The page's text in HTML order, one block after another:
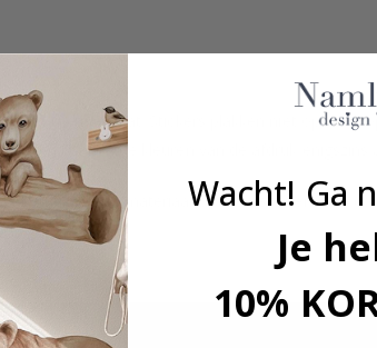
of meubelplaat. Stickers plakken niet op ruwe
kunnen de kleuren van de afdruk enigszins
kleur, vorm, materiaal of anders, neem dan
Wacht! Ga
Je
10%